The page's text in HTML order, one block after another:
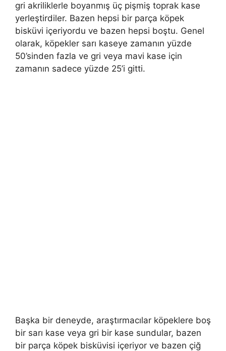
gri akriliklerle boyanmış üç pişmiş toprak kase
yerleştirdiler. Bazen hepsi bir parça köpek
bisküvi içeriyordu ve bazen hepsi boştu. Genel
olarak, köpekler sarı kaseye zamanın yüzde
50’sinden fazla ve gri veya mavi kase için
zamanın sadece yüzde 25’i gitti.
Başka bir deneyde, araştırmacılar köpeklere boş
bir sarı kase veya gri bir kase sundular, bazen
bir parça köpek bisküvisi içeriyor ve bazen çiğ